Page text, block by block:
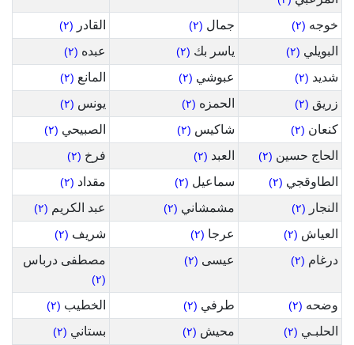
خوجه (٢) جمال (٢) القادر (٢)
البويلي (٢) ياسر بك (٢) عبده (٢)
شديد (٢) عبوشي (٢) المانع (٢)
زريق (٢) الحمزه (٢) يونس (٢)
كنعان (٢) شاكيس (٢) الصبيحي (٢)
الحاج حسين (٢) العبد (٢) فرخ (٢)
الطاوقجي (٢) سماعيل (٢) مقداد (٢)
النجار (٢) مشمشاني (٢) عبد الكريم (٢)
العياش (٢) عرجا (٢) شريف (٢)
درغام (٢) عيسى (٢) مصطفى درباس
(٢)
وضحه (٢) طرفي (٢) الخطيب (٢)
الحلبـي (٢) محيش (٢) بستاني (٢)